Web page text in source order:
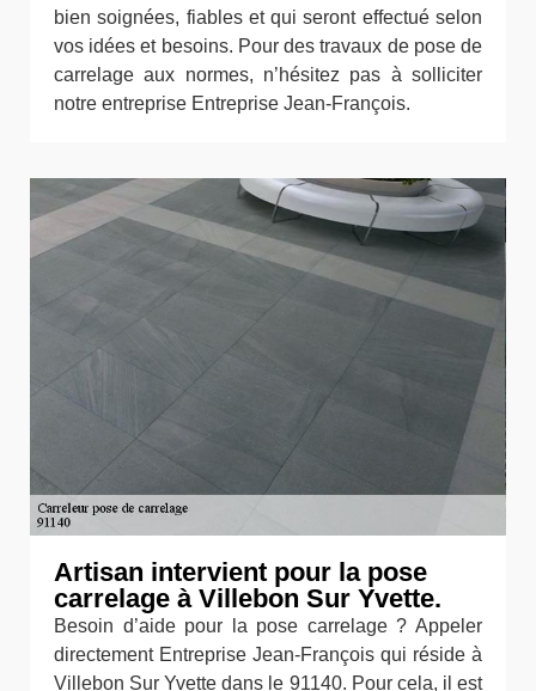
bien soignées, fiables et qui seront effectué selon
vos idées et besoins. Pour des travaux de pose de
carrelage aux normes, n’hésitez pas à solliciter
notre entreprise Entreprise Jean-François.
Artisan intervient pour la pose
carrelage à Villebon Sur Yvette.
Besoin d’aide pour la pose carrelage ? Appeler
directement Entreprise Jean-François qui réside à
Villebon Sur Yvette dans le 91140. Pour cela, il est